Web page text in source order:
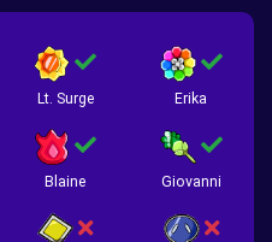
Lt. Surge Erika
Blaine Giovanni